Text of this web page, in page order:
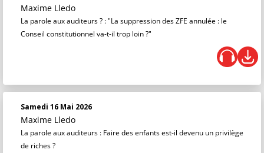
Maxime Lledo
La parole aux auditeurs ? : "La suppression des ZFE annulée : le
Conseil constitutionnel va-t-il trop loin ?"
Samedi 16 Mai 2026
Maxime Lledo
La parole aux auditeurs : Faire des enfants est-il devenu un privilège
de riches ?